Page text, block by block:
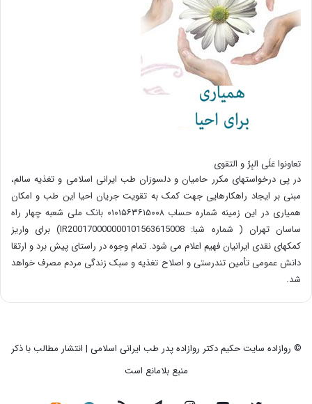
تعاونوا عَلَی البِرِّ و التقوی
در پی درخواستهای مکرر حامیان و دلسوزان طب ایرانی اسلامی و تغذیه سالم،
مبنی بر ایجاد راهکارهایی جهت کمک به تقویت جریان احیا این طب و امکان
همیاری در این زمینه شماره حساب ۰۱۰۱۵۶۳۶۱۵۰۰۸ بانک ملی شعبه چهار راه
ساسان تهران ( شماره شبا: IR200170000000101563615008) برای واریز
کمکهای نقدی ایرانیان فهیم اعلام می شود. تمام وجوه در راستای پیش برد و ارتقا
دانش عمومی تأمین تندرستی و اصلاح تغذیه و سبک زندگی مردم مصرف خواهد
شد.
© روازاده سایت حکیم دکتر روازاده پدر طب ایرانی اسلامی | انتشار مطالب با ذکر
منبع بلامانع است